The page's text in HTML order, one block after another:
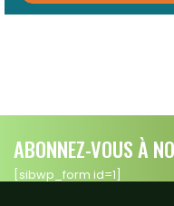
ABONNEZ-VOUS À
[sibwp_form id=1]